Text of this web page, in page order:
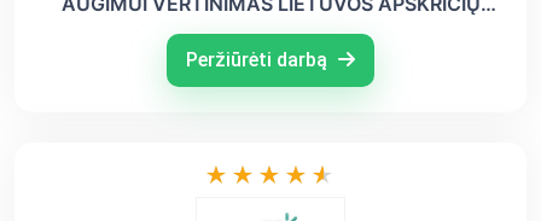
Peržiūrėti darbą